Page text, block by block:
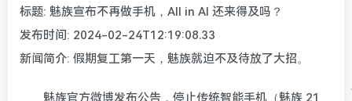
标题: 魅族宣布不再做手机，All in AI 还来得及吗？
发布时间: 2024-02-24T12:19:08.33
新闻简介: 假期复工第一天，魅族就迫不及待放了大招。
魅族官方微博发布公告，停止传统智能手机（魅族 21